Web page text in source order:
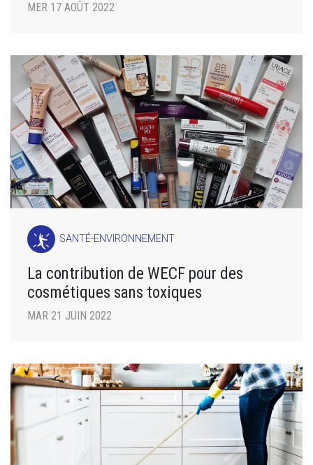
MER 17 AOÛT 2022
SANTÉ-ENVIRONNEMENT
La contribution de WECF pour des
cosmétiques sans toxiques
MAR 21 JUIN 2022